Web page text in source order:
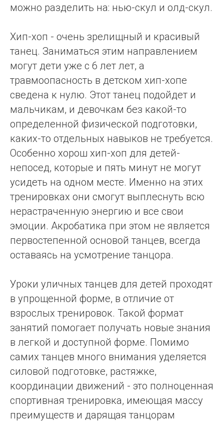
можно разделить на: нью-скул и олд-скул.
Хип-хоп - очень зрелищный и красивый
танец. Заниматься этим направлением
могут дети уже с 6 лет лет, а
травмоопасность в детском хип-хопе
сведена к нулю. Этот танец подойдет и
мальчикам, и девочкам без какой-то
определенной физической подготовки,
каких-то отдельных навыков не требуется.
Особенно хорош хип-хоп для детей-
непосед, которые и пять минут не могут
усидеть на одном месте. Именно на этих
тренировках они смогут выплеснуть всю
нерастраченную энергию и все свои
эмоции. Акробатика при этом не является
первостепенной основой танцев, всегда
оставаясь на усмотрение танцора.
Уроки уличных танцев для детей проходят
в упрощенной форме, в отличие от
взрослых тренировок. Такой формат
занятий помогает получать новые знания
в легкой и доступной форме. Помимо
самих танцев много внимания уделяется
силовой подготовке, растяжке,
координации движений - это полноценная
спортивная тренировка, имеющая массу
преимуществ и дарящая танцорам